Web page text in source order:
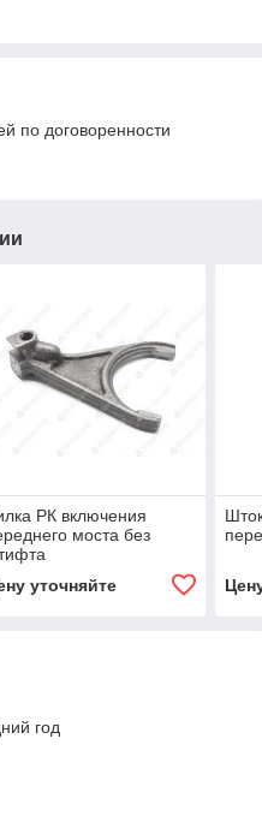
по договоренности
РК включения
моста без
уточняйте
год